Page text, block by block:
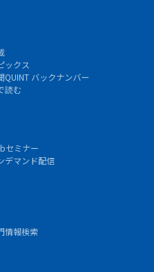
ックス
QUINT バックナンバー
読む
セミナー
デマンド配信
情報検索